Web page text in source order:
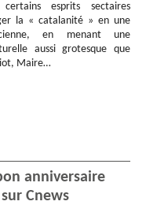
esprits sectaires
la « catalanité » en une
en menant une
aussi grotesque que
Maire…
anniversaire
Cnews